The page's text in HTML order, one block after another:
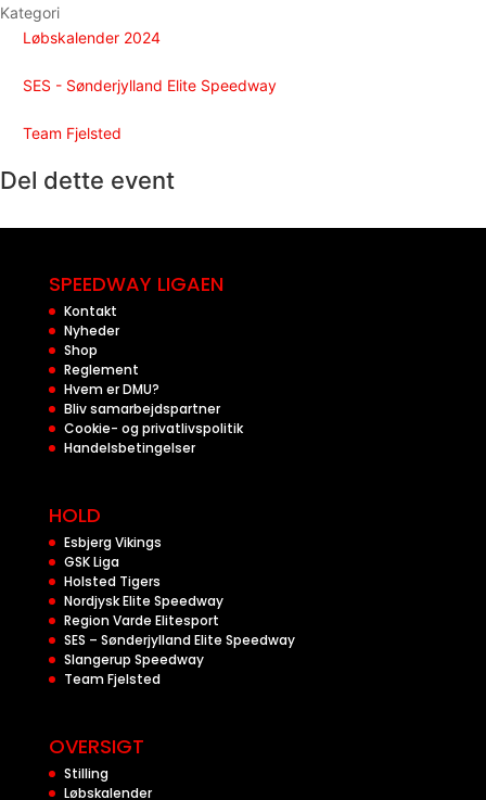
Kategori
Løbskalender 2024
SES - Sønderjylland Elite Speedway
Team Fjelsted
Del dette event
SPEEDWAY LIGAEN
Kontakt
Nyheder
Shop
Reglement
Hvem er DMU?
Bliv samarbejdspartner
Cookie- og privatlivspolitik
Handelsbetingelser
HOLD
Esbjerg Vikings
GSK Liga
Holsted Tigers
Nordjysk Elite Speedway
Region Varde Elitesport
SES – Sønderjylland Elite Speedway
Slangerup Speedway
Team Fjelsted
OVERSIGT
Stilling
Løbskalender